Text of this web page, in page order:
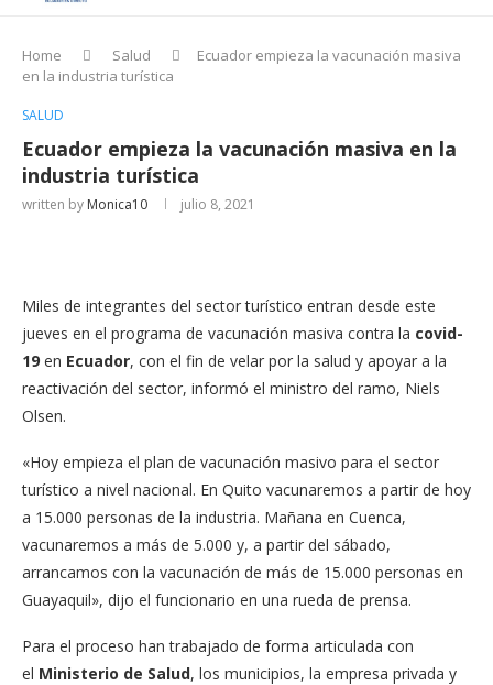
Home Salud
Ecuador empieza la vacunación masiva
en la industria turística
SALUD
Ecuador empieza la vacunación masiva en la
industria turística
written by Monica10 julio 8, 2021
Miles de integrantes del sector turístico entran desde este
jueves en el programa de vacunación masiva contra la covid-
19 en Ecuador, con el fin de velar por la salud y apoyar a la
reactivación del sector, informó el ministro del ramo, Niels
Olsen.
«Hoy empieza el plan de vacunación masivo para el sector
turístico a nivel nacional. En Quito vacunaremos a partir de hoy
a 15.000 personas de la industria. Mañana en Cuenca,
vacunaremos a más de 5.000 y, a partir del sábado,
arrancamos con la vacunación de más de 15.000 personas en
Guayaquil», dijo el funcionario en una rueda de prensa.
Para el proceso han trabajado de forma articulada con
el Ministerio de Salud, los municipios, la empresa privada y